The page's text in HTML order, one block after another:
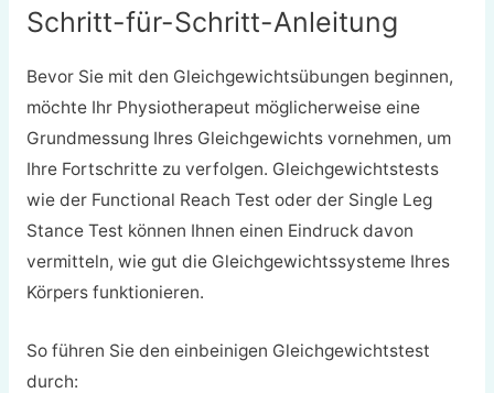
Schritt-für-Schritt-Anleitung
Bevor Sie mit den Gleichgewichtsübungen beginnen,
möchte Ihr Physiotherapeut möglicherweise eine
Grundmessung Ihres Gleichgewichts vornehmen, um
Ihre Fortschritte zu verfolgen. Gleichgewichtstests
wie der Functional Reach Test oder der Single Leg
Stance Test können Ihnen einen Eindruck davon
vermitteln, wie gut die Gleichgewichtssysteme Ihres
Körpers funktionieren.
So führen Sie den einbeinigen Gleichgewichtstest
durch: